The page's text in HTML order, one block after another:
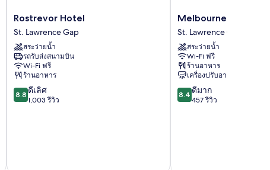
Rostrevor
Hotel
St.
Lawrence
Gap
Rostrevor Hotel
St. Lawrence Gap
สระว่ายน้ำ
รถรับส่งสนามบิน
Wi-Fi ฟรี
ร้านอาหาร
8.8
จาก
8.8 ดีเลิศ
1,003 รีวิว
Melbourne
Inn
St.
Lawrence
Gap
Melbourne Inn
St. Lawrence Gap
สระว่ายน้ำ
Wi-Fi ฟรี
ร้านอาหาร
เครื่องปรับอากาศ
8.4
จาก
8.4 ดีมาก
457 รีวิว